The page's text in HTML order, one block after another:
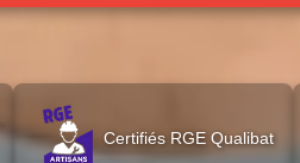
Certifiés RGE Qualibat